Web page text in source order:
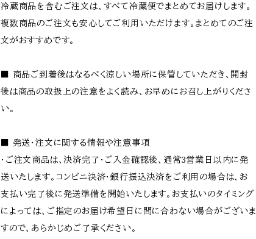
冷蔵商品を含むご注文は、すべて冷蔵便でまとめてお届けします。
複数商品のご注文も安心してご利用いただけます。まとめてのご注
文がおすすめです。
■ 商品ご到着後はなるべく涼しい場所に保管していただき、開封
後は商品の取扱上の注意をよく読み、お早めにお召し上がりくださ
い。
■ 発送・注文に関する情報や注意事項
・ご注文商品は、決済完了・ご入金確認後、通常3営業日以内に発
送いたします。コンビニ決済・銀行振込決済をご利用の場合は、お
支払い完了後に発送準備を開始いたします。お支払いのタイミング
によっては、ご指定のお届け希望日に間に合わない場合がございま
すので、あらかじめご了承ください。